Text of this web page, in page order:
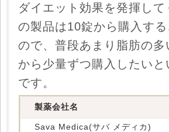
ダイエット効果を発揮し
の製品は10錠から購入す
ので、普段あまり脂肪の
から少量ずつ購入したい
です。
製薬会社名
Sava Medica(サバ メディカ)